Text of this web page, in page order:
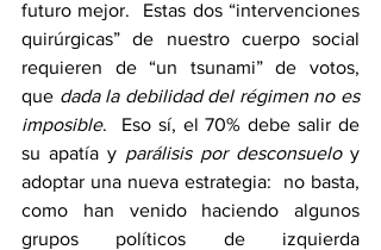
futuro mejor.  Estas dos “intervenciones
quirúrgicas” de nuestro cuerpo social
requieren de “un tsunami” de votos,
que dada la debilidad del régimen no es
imposible.  Eso sí, el 70% debe salir de
su apatía y parálisis por desconsuelo y
adoptar una nueva estrategia:  no basta,
como han venido haciendo algunos
grupos políticos de izquierda